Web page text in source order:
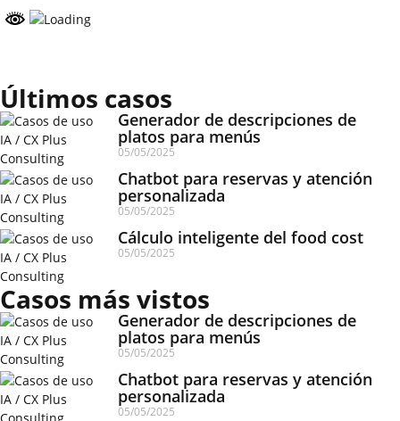
Últimos casos
Generador de descripciones de
platos para menús
05/05/2025
Chatbot para reservas y atención
personalizada
05/05/2025
Cálculo inteligente del food cost
05/05/2025
Casos más vistos
Generador de descripciones de
platos para menús
05/05/2025
Chatbot para reservas y atención
personalizada
05/05/2025